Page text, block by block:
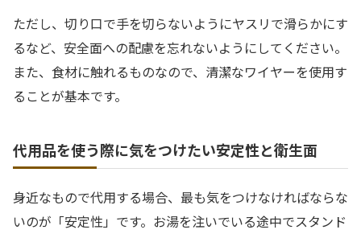
ただし、切り口で手を切らないようにヤスリで滑らかにす
るなど、安全面への配慮を忘れないようにしてください。
また、食材に触れるものなので、清潔なワイヤーを使用す
ることが基本です。
代用品を使う際に気をつけたい安定性と衛生面
身近なもので代用する場合、最も気をつけなければならな
いのが「安定性」です。お湯を注いでいる途中でスタンド